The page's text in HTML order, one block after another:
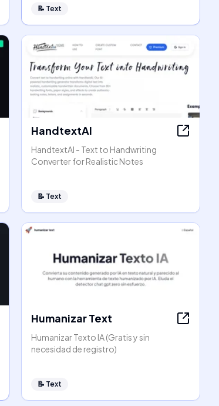
📝 Text
HandtextAI
HandtextAI - Text to Handwriting
Converter for Realistic Notes
📝 Text
Humanizar Text
Humanizar Texto IA (Gratis y sin
necesidad de registro)
📝 Text